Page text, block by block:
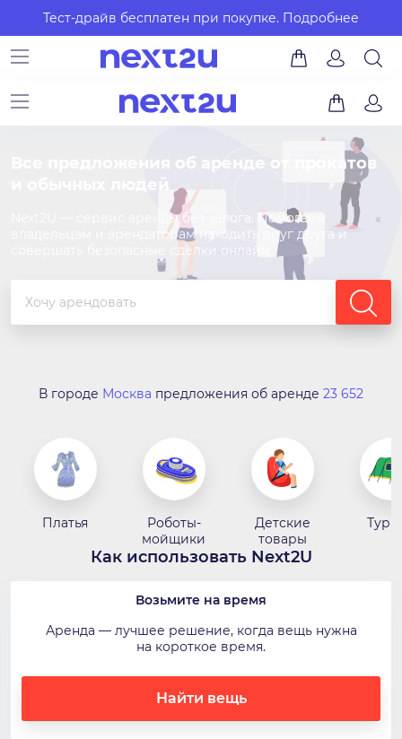
Тест-драйв бесплатен при покупке. Подробнее
Все предложения об аренде от прокатов
и обычных людей
Next2U — сервис аренды без залога. Помогаем
владельцам и арендаторам находить друг друга и
совершать безопасные сделки онлайн.
В городе Москва предложения об аренде 23 652
Платья
Роботы-
мойщики
Детские
товары
Как использовать Next2U
Возьмите на время
Аренда — лучшее решение, когда вещь нужна
на короткое время.
Найти вещь